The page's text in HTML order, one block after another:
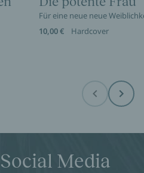
Für eine neue neue
10,00 €
Hardcover
Before Next
Media